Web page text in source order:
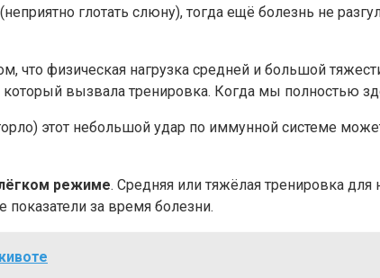
глотать слюну), тогда ещё болезнь не
что физическая нагрузка средней и большой
который вызвала тренировка. Когда мы полностью
этот небольшой удар по иммунной системе
лёгком режиме. Средняя или тяжёлая тренировка для
показатели за время болезни.